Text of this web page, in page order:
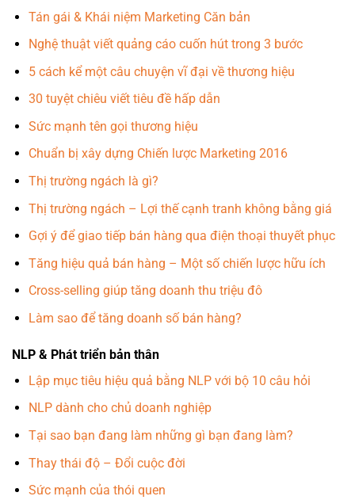
Tán gái & Khái niệm Marketing Căn bản
Nghệ thuật viết quảng cáo cuốn hút trong 3 bước
5 cách kể một câu chuyện vĩ đại về thương hiệu
30 tuyệt chiêu viết tiêu đề hấp dẫn
Sức mạnh tên gọi thương hiệu
Chuẩn bị xây dựng Chiến lược Marketing 2016
Thị trường ngách là gì?
Thị trường ngách – Lợi thế cạnh tranh không bằng giá
Gợi ý để giao tiếp bán hàng qua điện thoại thuyết phục
Tăng hiệu quả bán hàng – Một số chiến lược hữu ích
Cross-selling giúp tăng doanh thu triệu đô
Làm sao để tăng doanh số bán hàng?
NLP & Phát triển bản thân
Lập mục tiêu hiệu quả bằng NLP với bộ 10 câu hỏi
NLP dành cho chủ doanh nghiệp
Tại sao bạn đang làm những gì bạn đang làm?
Thay thái độ – Đổi cuộc đời
Sức mạnh của thói quen